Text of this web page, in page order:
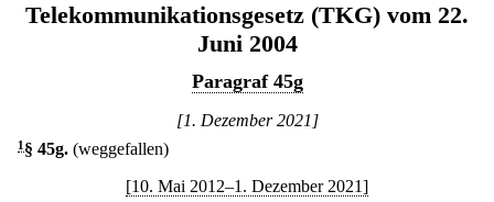
Telekommunikationsgesetz (TKG) vom 22.
Juni 2004
Paragraf 45g
[1. Dezember 2021]
1 § 45g. (weggefallen)
[10. Mai 2012–1. Dezember 2021]